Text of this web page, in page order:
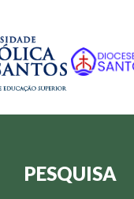
PESQUISA